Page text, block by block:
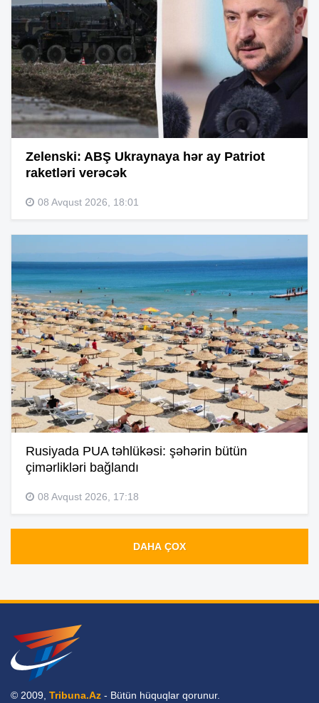
Zelenski: ABŞ Ukraynaya hər ay Patriot
raketləri verəcək
08 Avqust 2026, 18:01
Rusiyada PUA təhlükəsi: şəhərin bütün
çimərlikləri bağlandı
08 Avqust 2026, 17:18
DAHA ÇOX
© 2009, Tribuna.Az - Bütün hüquqlar qorunur.